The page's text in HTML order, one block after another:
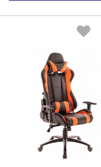
Выберите
Продолжить